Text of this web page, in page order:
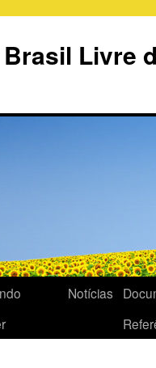
Livre
Notícias